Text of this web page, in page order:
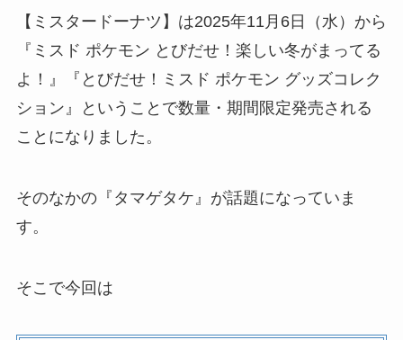
【ミスタードーナツ】は2025年11月6日（水）から
『ミスド ポケモン とびだせ！楽しい冬がまってる
よ！』『とびだせ！ミスド ポケモン グッズコレク
ション』ということで数量・期間限定発売される
ことになりました。
そのなかの『タマゲタケ』が話題になっていま
す。
そこで今回は